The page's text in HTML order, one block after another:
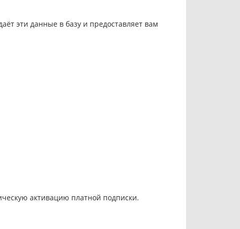
эти данные в базу и предоставляет вам
активацию платной подписки.